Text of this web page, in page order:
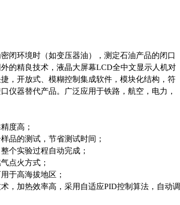
闭环境时（如变压器油），测定石油产品的闭口
的精良技术，液晶大屏幕LCD全中文显示人机对
，开放式、模糊控制集成软件，模块化结构，符
仪器替代产品。广泛应用于铁路，航空，电力，
度高；
品的测试，节省测试时间；
个实验过程自动完成；
点火方式；
于高海拔地区；
，加热效率高，采用自适应PID控制算法，自动调